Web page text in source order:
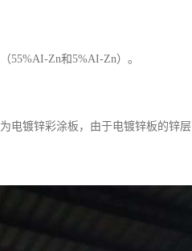
55%AI-Zn和5%AI-Zn）。
电镀锌彩涂板，由于电镀锌板的锌